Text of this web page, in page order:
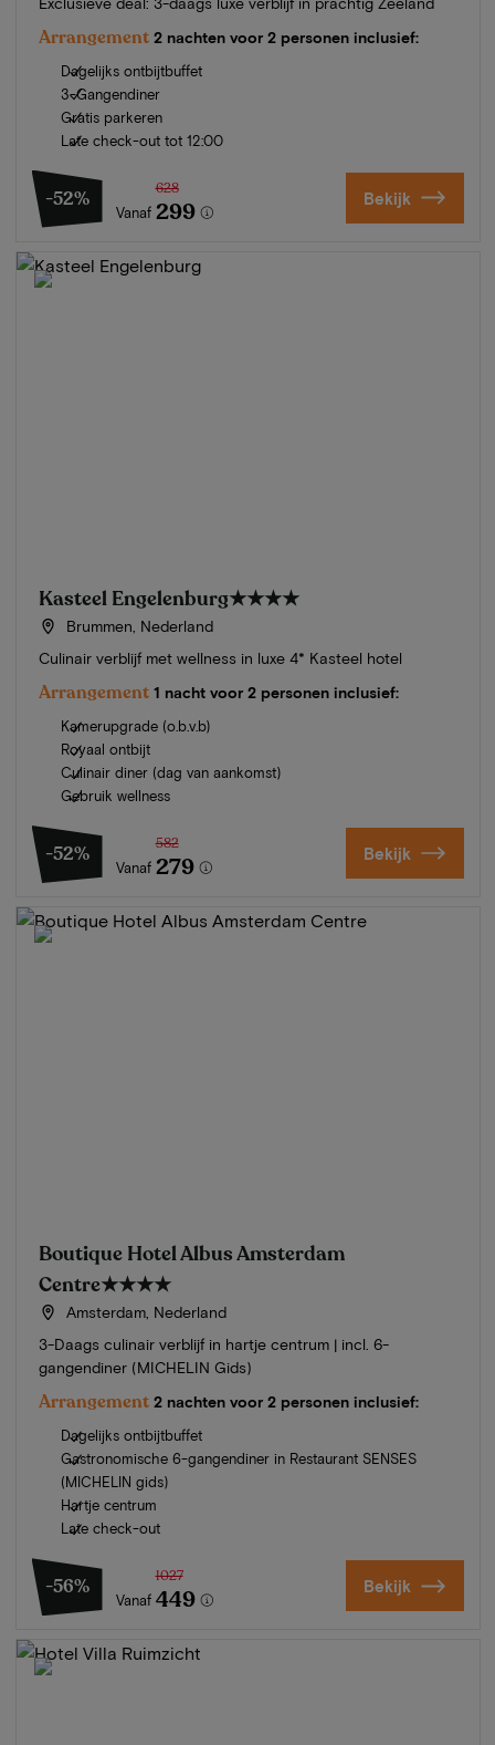
Arrangement 2 nachten voor 2 personen inclusief:
Dagelijks ontbijtbuffet
3-Gangendiner
Gratis parkeren
Late check-out tot 12:00
-52%
Vanaf
628
299 Bekijk
Kasteel Engelenburg★★★★
Brummen, Nederland
Culinair verblijf met wellness in luxe 4* Kasteel hotel
Arrangement 1 nacht voor 2 personen inclusief:
Kamerupgrade (o.b.v.b)
Royaal ontbijt
Culinair diner (dag van aankomst)
Gebruik wellness
-52%
Vanaf
582
279 Bekijk
Boutique Hotel Albus Amsterdam
Centre★★★★
Amsterdam, Nederland
3-Daags culinair verblijf in hartje centrum | incl. 6-
gangendiner (MICHELIN Gids)
Arrangement 2 nachten voor 2 personen inclusief:
Dagelijks ontbijtbuffet
Gastronomische 6-gangendiner in Restaurant SENSES
(MICHELIN gids)
Hartje centrum
Late check-out
-56%
Vanaf
1027
449 Bekijk